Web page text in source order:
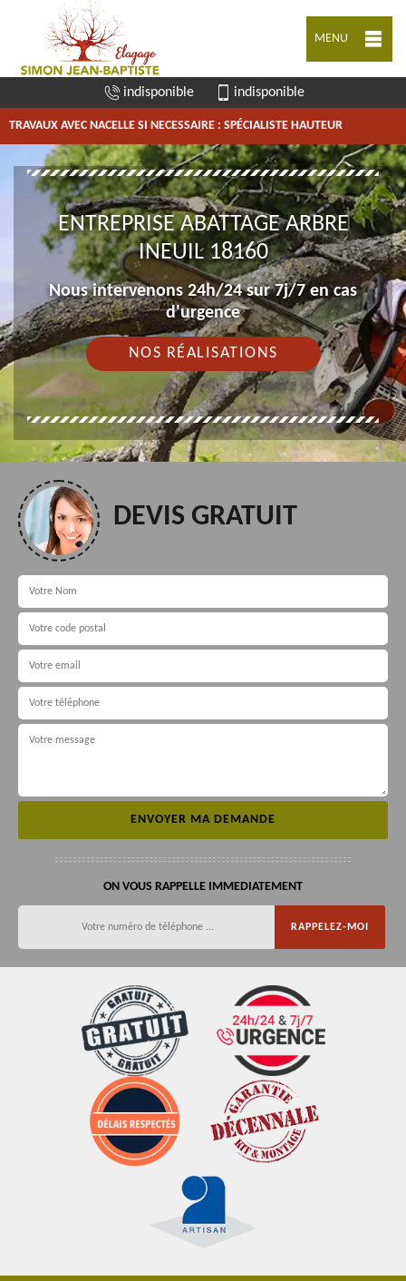
MENU
indisponible indisponible
TRAVAUX AVEC NACELLE SI NECESSAIRE : SPÉCIALISTE HAUTEUR
ENTREPRISE ABATTAGE ARBRE
INEUIL 18160
Nous intervenons 24h/24 sur 7j/7 en cas
d'urgence
NOS RÉALISATIONS
DEVIS GRATUIT
ON VOUS RAPPELLE IMMEDIATEMENT